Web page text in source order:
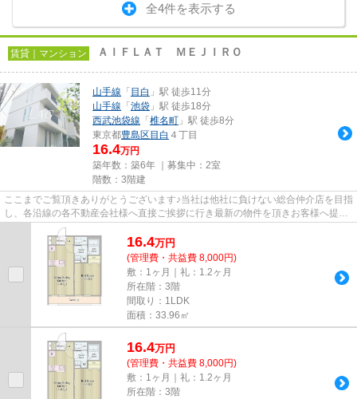
全4件を表示する
賃貸｜マンション ＡＩＦＬＡＴ ＭＥＪＩＲＯ
山手線 「 目白 」駅 徒歩11分
山手線 「 池袋 」駅 徒歩18分
西武池袋線 「 椎名町 」駅 徒歩8分
東京都豊島区 目白 ４丁目
16.4万円
築年数：築6年 ｜募集中： 2室
階数：3階建
ここまでご覧頂きありがとうございます♪当社は他社に負けない総合仲介店を目指
し、各沿線の各不動産会社様へ直接ご挨拶に行き最新の物件を頂きお客様へ提供
しております！最新の情報は...
16.4万円
(管理費・共益費 8,000円)
敷：1ヶ月｜礼：1.2ヶ月
所在階：3階
間取り：1LDK
面積：33.96㎡
16.4万円
(管理費・共益費 8,000円)
敷：1ヶ月｜礼：1.2ヶ月
所在階：3階